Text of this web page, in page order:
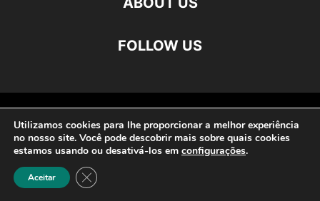
FOLLOW US
Utilizamos cookies para lhe proporcionar a melhor experiência
no nosso site. Você pode descobrir mais sobre quais cookies
estamos usando ou desativá-los em configurações.
Aceitar Close GDPR Cookie Banner